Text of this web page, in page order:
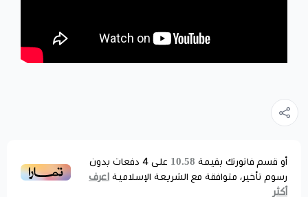
أو قسم فاتورتك بقيمة 10.58 على 4 دفعات بدون
رسوم تأخير، متوافقة مع الشريعة الإسلامية اعرف
أكثر